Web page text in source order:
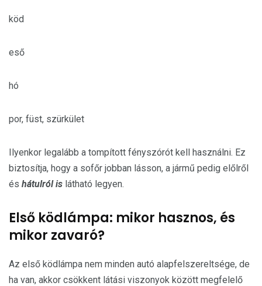
köd
eső
hó
por, füst, szürkület
Ilyenkor legalább a tompított fényszórót kell használni. Ez
biztosítja, hogy a sofőr jobban lásson, a jármű pedig előlről
és hátulról is látható legyen.
Első ködlámpa: mikor hasznos, és
mikor zavaró?
Az első ködlámpa nem minden autó alapfelszereltsége, de
ha van, akkor csökkent látási viszonyok között megfelelő